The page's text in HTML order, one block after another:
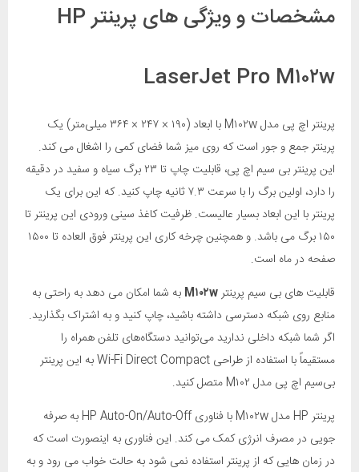
مشخصات و ویژگی های پرینتر HP
LaserJet Pro M۱۰۲w
پرینتر اچ پی مدل M۱۰۲w با ابعاد (۱۹۰ × ۲۴۷ × ۳۶۴ میلی‌متر) یک
پرینتر جمع و جور است که روی میز شما فضای کمی را اشغال می کند.
این پرینتر بی سیم اچ پی، قابلیت چاپ تا ۲۳ برگ سیاه و سفید در دقیقه
را دارد، اولین برگ را با سرعت ۷.۳ ثانیه چاپ کنید. که این برای یک
پرینتر با این ابعاد بسیار عالیست. ظرفیت کاغذ سینی ورودی این پرینتر تا
۱۵۰ برگ می باشد. و همچنین چرخه کاری این پرینتر فوق العاده تا ۱۵۰۰
صفحه در ماه است.
قابلیت های بی سیم پرینترM۱۰۲w به شما امکان می دهد به راحتی به
منابع روی شبکه دسترسی داشته باشید، چاپ کنید و به اشتراک بگذارید.
اگر شما شبکه داخلی ندارید می‌توانید دستگاه‌های تلفن همراه را
مستقیماً با استفاده از طراحی Wi-Fi Direct Compact به این پرینتر
بی‌سیم اچ پی مدل M۱۰۲ متصل کنید.
پرینتر HP مدل M۱۰۲w با فناوری HP Auto-On/Auto-Off به صرفه
جویی در مصرف انرژی کمک می کند. این فناوری به اینصورت است که
در زمان هایی که از پرینتر استفاده نمی شود به حالت خواب می رود و به